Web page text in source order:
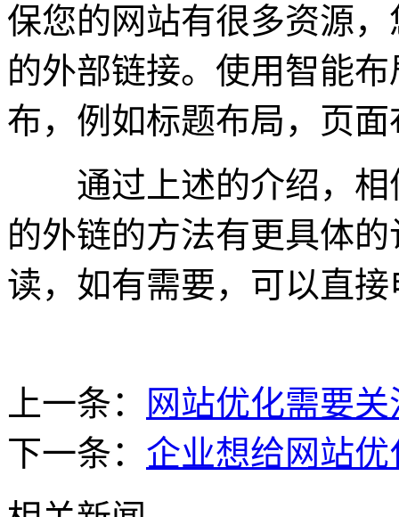
保您的网站有很多资源
的外部链接。使用智能
布，例如标题布局，页
通过上述的介绍，相
的外链的方法有更具体
读，如有需要，可以直
上一条：
网站优化需要
下一条： 企业想给网站